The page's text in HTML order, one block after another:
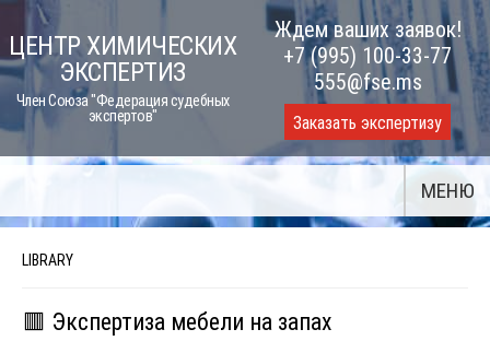
Skip
to
content
ЦЕНТР ХИМИЧЕСКИХ
ЭКСПЕРТИЗ
Член Союза "Федерация судебных
экспертов"
Ждем ваших заявок!
+7 (995) 100-33-77
555@fse.ms
Заказать экспертизу
МЕНЮ
LIBRARY
🟥 Экспертиза мебели на запах